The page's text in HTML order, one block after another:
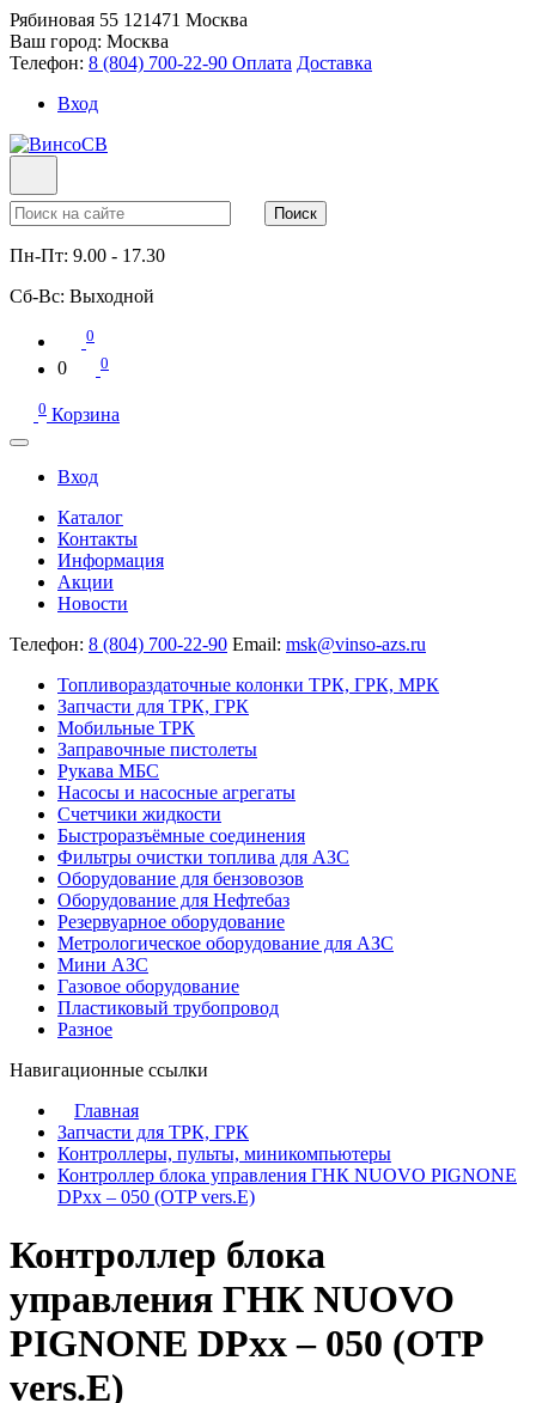
Рябиновая 55 121471 Москва
Ваш город: Москва
Телефон: 8 (804) 700-22-90 Оплата Доставка
Вход
Поиск
Пн-Пт: 9.00 - 17.30
Сб-Вс: Выходной
0
0 0
0 Корзина
Вход
Каталог
Контакты
Информация
Акции
Новости
Телефон: 8 (804) 700-22-90 Email: msk@vinso-azs.ru
Топливораздаточные колонки ТРК, ГРК, МРК
Запчасти для ТРК, ГРК
Мобильные ТРК
Заправочные пистолеты
Рукава МБС
Насосы и насосные агрегаты
Счетчики жидкости
Быстроразъёмные соединения
Фильтры очистки топлива для АЗС
Оборудование для бензовозов
Оборудование для Нефтебаз
Резервуарное оборудование
Метрологическое оборудование для АЗС
Мини АЗС
Газовое оборудование
Пластиковый трубопровод
Разное
Навигационные ссылки
Главная
Запчасти для ТРК, ГРК
Контроллеры, пульты, миникомпьютеры
Контроллер блока управления ГНК NUOVO PIGNONE
DPхх – 050 (OTP vers.E)
Контроллер блока
управления ГНК NUOVO
PIGNONE DPхх – 050 (OTP
vers.E)